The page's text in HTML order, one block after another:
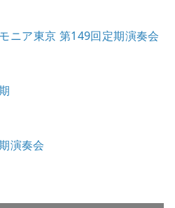
ニア東京 第149回定期演奏会
演奏会